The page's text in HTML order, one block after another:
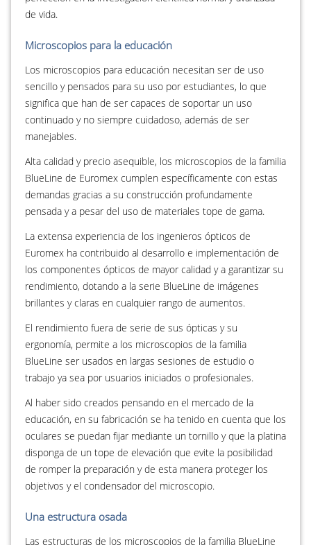
de vida.
Microscopios para la educación
Los microscopios para educación necesitan ser de uso
sencillo y pensados para su uso por estudiantes, lo que
significa que han de ser capaces de soportar un uso
continuado y no siempre cuidadoso, además de ser
manejables.
Alta calidad y precio asequible, los microscopios de la familia
BlueLine de Euromex cumplen específicamente con estas
demandas gracias a su construcción profundamente
pensada y a pesar del uso de materiales tope de gama.
La extensa experiencia de los ingenieros ópticos de
Euromex ha contribuido al desarrollo e implementación de
los componentes ópticos de mayor calidad y a garantizar su
rendimiento, dotando a la serie BlueLine de imágenes
brillantes y claras en cualquier rango de aumentos.
El rendimiento fuera de serie de sus ópticas y su
ergonomía, permite a los microscopios de la familia
BlueLine ser usados en largas sesiones de estudio o
trabajo ya sea por usuarios iniciados o profesionales.
Al haber sido creados pensando en el mercado de la
educación, en su fabricación se ha tenido en cuenta que los
oculares se puedan fijar mediante un tornillo y que la platina
disponga de un tope de elevación que evite la posibilidad
de romper la preparación y de esta manera proteger los
objetivos y el condensador del microscopio.
Una estructura osada
Las estructuras de los microscopios de la familia BlueLine